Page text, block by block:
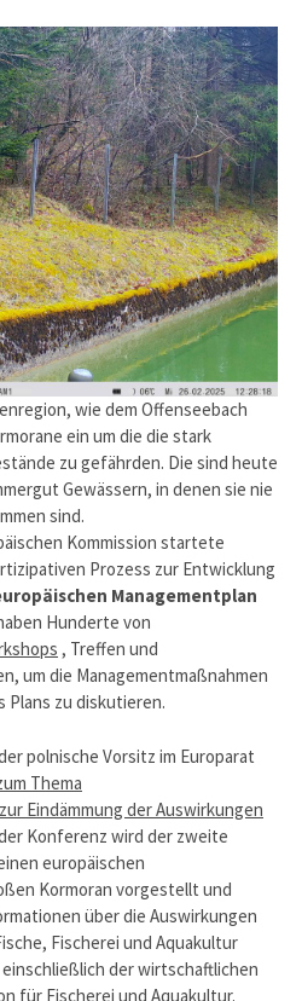
wie dem Offenseebach
ein um die die stark
zu gefährden. Die sind heute
Gewässern, in denen sie nie
sind.
Kommission startete
Prozess zur Entwicklung
Managementplan
Hunderte von
, Treffen und
um die Managementmaßnahmen
Plans zu diskutieren.
polnische Vorsitz im Europarat
Thema
Eindämmung der Auswirkungen
Konferenz wird der zweite
europäischen
Kormoran vorgestellt und
über die Auswirkungen
Fischerei und Aquakultur
der wirtschaftlichen
für Fischerei und Aquakultur.